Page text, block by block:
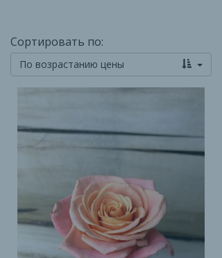
Сортировать по:
По возрастанию цены